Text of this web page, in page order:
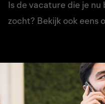
Is de vacature die je
zocht? Bekijk ook eens